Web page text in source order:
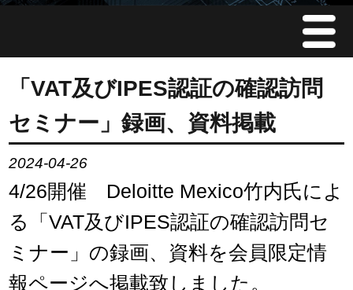
Menu
JMAについて
会員情報
イベント案内
ご入会案内
会員限定情報
「VAT及びIPES認証の確認訪問
セミナー」録画、資料掲載
2024-04-26
4/26開催 Deloitte Mexico竹内氏によ
る「VAT及びIPES認証の確認訪問セ
ミナー」の録画、資料を会員限定情
報ページへ掲載致しました。